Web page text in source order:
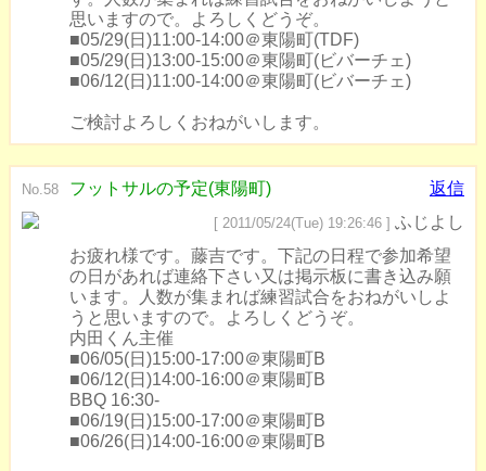
思いますので。よろしくどうぞ。
■05/29(日)11:00-14:00＠東陽町(TDF)
■05/29(日)13:00-15:00＠東陽町(ビバーチェ)
■06/12(日)11:00-14:00＠東陽町(ビバーチェ)
ご検討よろしくおねがいします。
No.58 フットサルの予定(東陽町) 返信
[ 2011/05/24(Tue) 19:26:46 ] ふじよし
お疲れ様です。藤吉です。下記の日程で参加希望
の日があれば連絡下さい又は掲示板に書き込み願
います。人数が集まれば練習試合をおねがいしよ
うと思いますので。よろしくどうぞ。
内田くん主催
■06/05(日)15:00-17:00＠東陽町B
■06/12(日)14:00-16:00＠東陽町B
BBQ 16:30-
■06/19(日)15:00-17:00＠東陽町B
■06/26(日)14:00-16:00＠東陽町B